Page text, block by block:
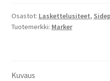
Osastot: Laskettelusiteet,
Tuotemerkki: Marker
Kuvaus